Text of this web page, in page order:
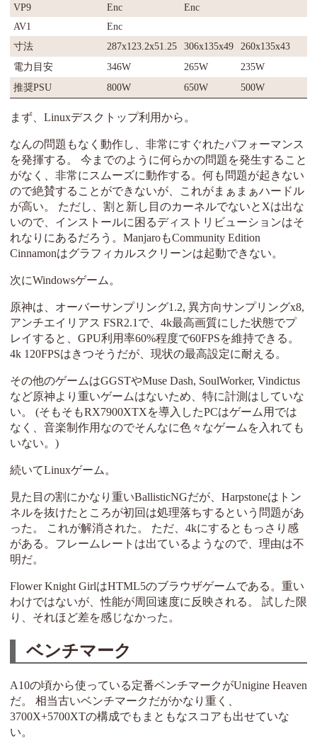
VP9
Enc
Enc
AV1
Enc
寸法
287x123.2x51.25 306x135x49
260x135x43
電力目安
346W 265W
235W
推奨PSU
800W 650W 500W
まず、Linuxデスクトップ利用から。
なんの問題もなく動作し、非常にすぐれたパフォーマンス
を発揮する。 今までのように何らかの問題を発生すること
がなく、非常にスムーズに動作する。何も問題が起きない
ので絶賛することができないが、これがまぁまぁハードル
が高い。 ただし、割と新し目のカーネルでないとXは出な
いので、インストールに困るディストリビューションはそ
れなりにあるだろう。ManjaroもCommunity Edition
Cinnamonはグラフィカルスクリーンは起動できない。
次にWindowsゲーム。
原神は、オーバーサンプリング1.2, 異方向サンプリングx8,
アンチエイリアス FSR2.1で、4k最高画質にした状態でプ
レイすると、GPU利用率60%程度で60FPSを維持できる。
4k 120FPSはきつそうだが、現状の最高設定に耐える。
その他のゲームはGGSTやMuse Dash, SoulWorker, Vindictus
など原神より重いゲームはないため、特に計測はしていな
い。 (そもそもRX7900XTXを導入したPCはゲーム用では
なく、音楽制作用なのでそんなに色々なゲームを入れても
いない。)
続いてLinuxゲーム。
見た目の割にかなり重いBallisticNGだが、Harpstoneはトン
ネルを抜けたところが初回は処理落ちするという問題があ
った。 これが解消された。 ただ、4kにするともっさり感
がある。フレームレートは出ているようなので、理由は不
明だ。
Flower Knight GirlはHTML5のブラウザゲームである。重い
わけではないが、性能が周回速度に反映される。 試した限
り、それほど差を感じなかった。
ベンチマーク
A10の頃から使っている定番ベンチマークがUnigine Heaven
だ。 相当古いベンチマークだがかなり重く、
3700X+5700XTの構成でもまともなスコアも出せていな
い。